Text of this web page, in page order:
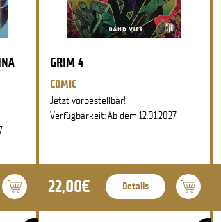
GRIM 4
COMIC
Jetzt vorbestellbar!
Verfügbarkeit: Ab dem 12.01.2027
22,00€ Details